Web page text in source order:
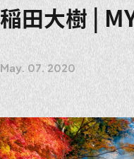
稲田大樹 |
May. 07. 2020